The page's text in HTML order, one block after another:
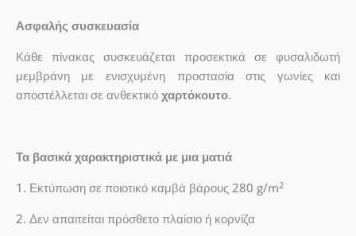
Ασφαλής συσκευασία
Κάθε πίνακας συσκευάζεται προσεκτικά σε φυσαλιδωτή
μεμβράνη με ενισχυμένη προστασία στις γωνίες και
αποστέλλεται σε ανθεκτικό χαρτόκουτο.
Τα βασικά χαρακτηριστικά με μια ματιά
1. Εκτύπωση σε ποιοτικό καμβά βάρους 280 g/m2
2. Δεν απαιτείται πρόσθετο πλαίσιο ή κορνίζα